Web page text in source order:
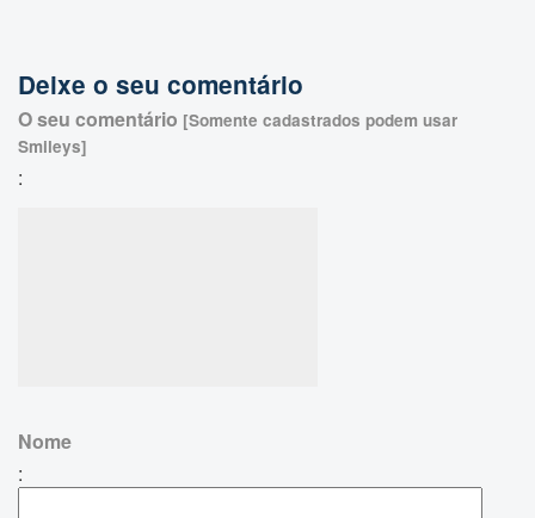
Deixe o seu comentário
O seu comentário [Somente cadastrados podem usar
Smileys]
:
Nome
: